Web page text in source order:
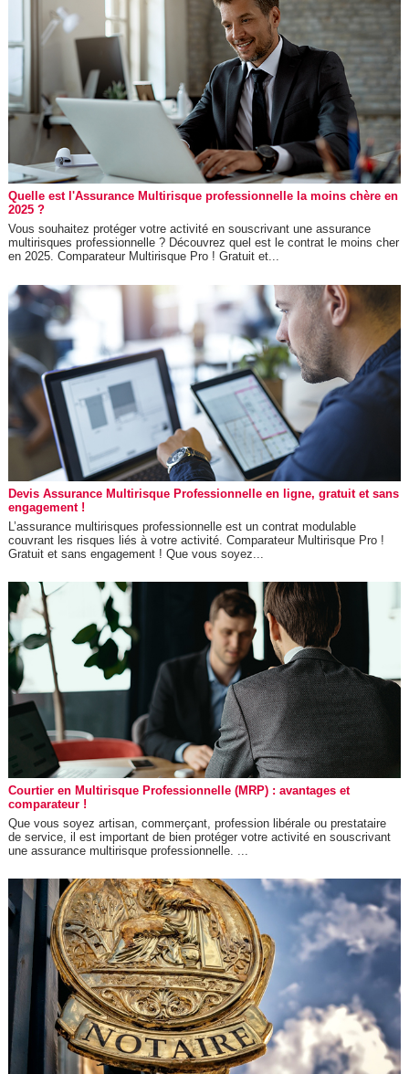
Quelle est l'Assurance Multirisque professionnelle la moins chère en
2025 ?
Vous souhaitez protéger votre activité en souscrivant une assurance
multirisques professionnelle ? Découvrez quel est le contrat le moins cher
en 2025. Comparateur Multirisque Pro ! Gratuit et...
Devis Assurance Multirisque Professionnelle en ligne, gratuit et sans
engagement !
L’assurance multirisques professionnelle est un contrat modulable
couvrant les risques liés à votre activité. Comparateur Multirisque Pro !
Gratuit et sans engagement ! Que vous soyez...
Courtier en Multirisque Professionnelle (MRP) : avantages et
comparateur !
Que vous soyez artisan, commerçant, profession libérale ou prestataire
de service, il est important de bien protéger votre activité en souscrivant
une assurance multirisque professionnelle. ...